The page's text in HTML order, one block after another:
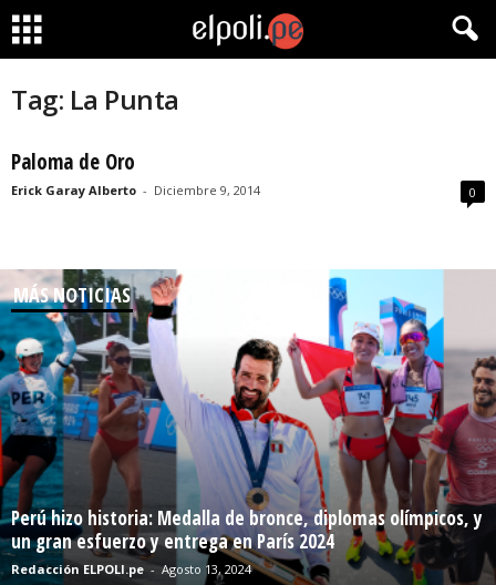
Tag: La Punta
Paloma de Oro
Erick Garay Alberto - Diciembre 9, 2014 0
MÁS NOTICIAS
Perú hizo historia: Medalla de bronce, diplomas olímpicos, y
un gran esfuerzo y entrega en París 2024
Redacción ELPOLI.pe - Agosto 13, 2024